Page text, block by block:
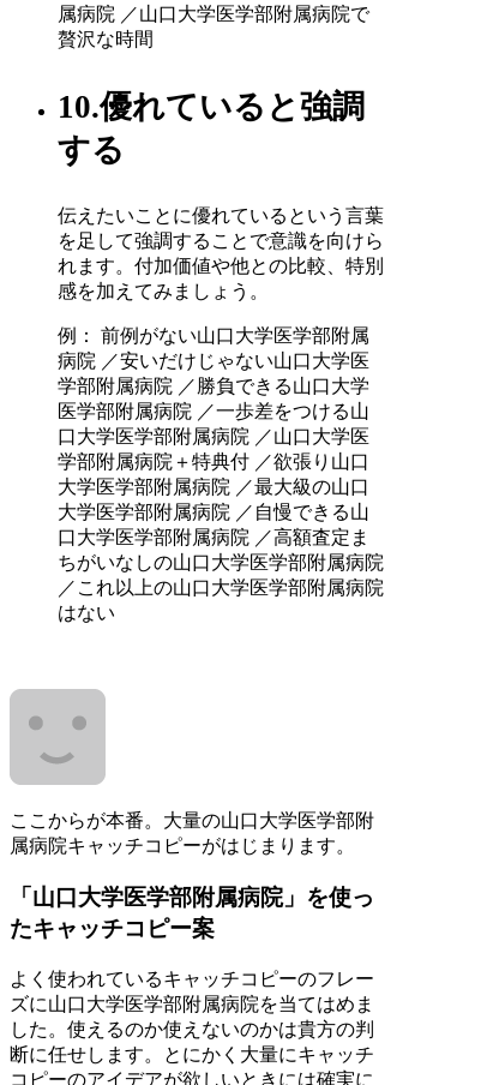
属病院 ／山口大学医学部附属病院で
贅沢な時間
10.優れていると強調
する
伝えたいことに優れているという言葉
を足して強調することで意識を向けら
れます。付加価値や他との比較、特別
感を加えてみましょう。
例： 前例がない山口大学医学部附属
病院 ／安いだけじゃない山口大学医
学部附属病院 ／勝負できる山口大学
医学部附属病院 ／一歩差をつける山
口大学医学部附属病院 ／山口大学医
学部附属病院＋特典付 ／欲張り山口
大学医学部附属病院 ／最大級の山口
大学医学部附属病院 ／自慢できる山
口大学医学部附属病院 ／高額査定ま
ちがいなしの山口大学医学部附属病院
／これ以上の山口大学医学部附属病院
はない
ここからが本番。大量の山口大学医学部附
属病院キャッチコピーがはじまります。
「山口大学医学部附属病院」を使っ
たキャッチコピー案
よく使われているキャッチコピーのフレー
ズに山口大学医学部附属病院を当てはめま
した。使えるのか使えないのかは貴方の判
断に任せします。とにかく大量にキャッチ
コピーのアイデアが欲しいときには確実に